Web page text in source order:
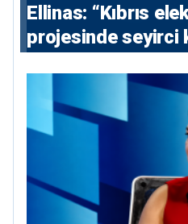
Ellinas: “Kıbrıs
projesinde seyirci